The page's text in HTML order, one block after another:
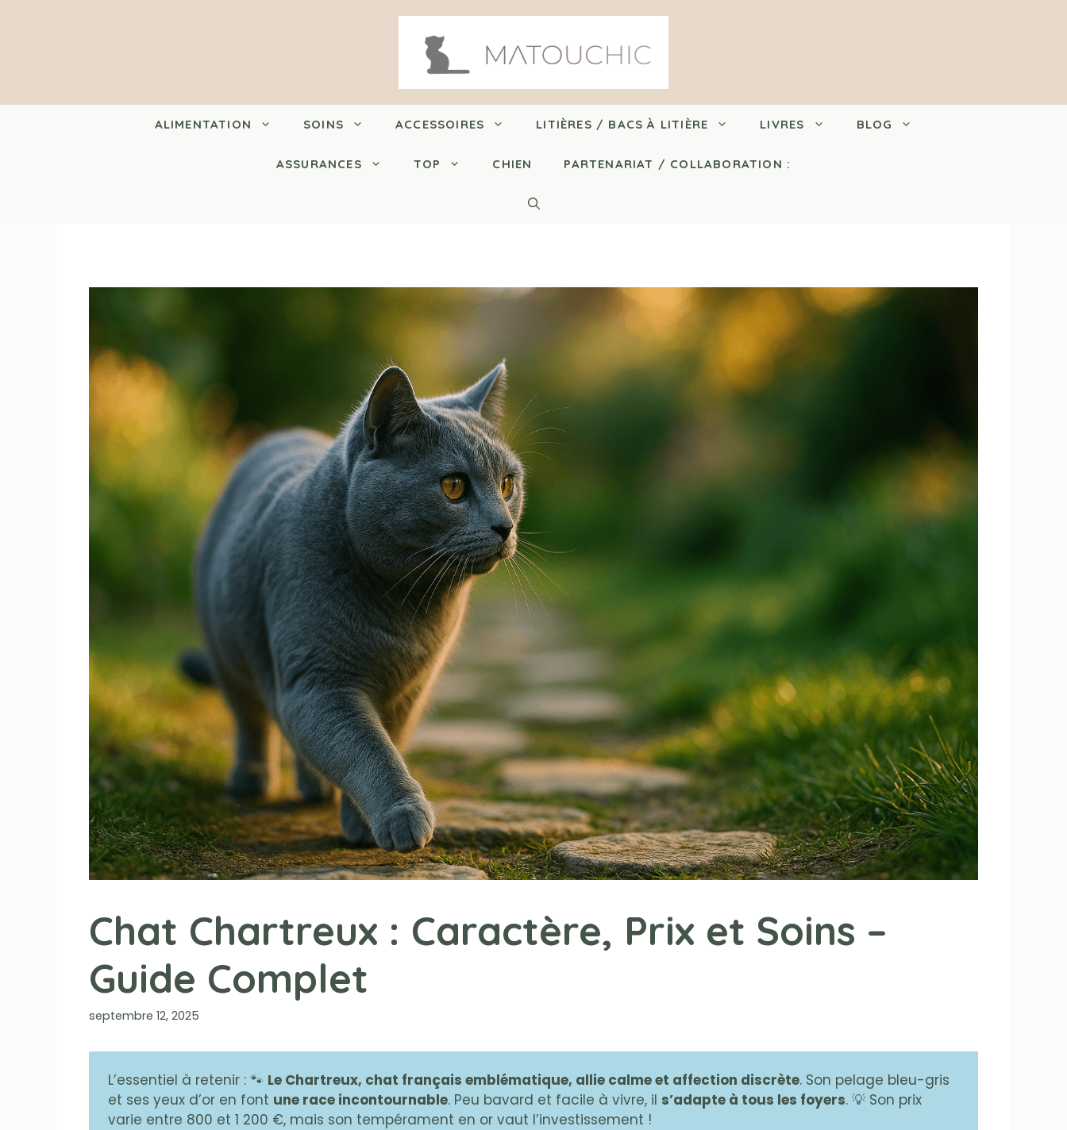
ALIMENTATION SOINS ACCESSOIRES LITIÈRES / BACS À LITIÈRE LIVRES BLOG
ASSURANCES TOP CHIEN PARTENARIAT / COLLABORATION :
Chat Chartreux : Caractère, Prix et Soins –
Guide Complet
septembre 12, 2025
L’essentiel à retenir : 🐾 Le Chartreux, chat français emblématique, allie calme et affection discrète. Son pelage bleu-gris
et ses yeux d’or en font une race incontournable. Peu bavard et facile à vivre, il s’adapte à tous les foyers. 💡 Son prix
varie entre 800 et 1 200 €, mais son tempérament en or vaut l’investissement !